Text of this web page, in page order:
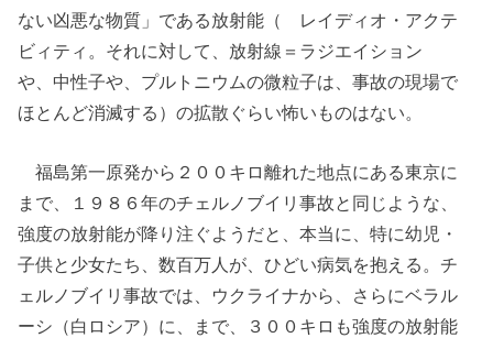
ない凶悪な物質」である放射能（ レイディオ・アクテ
ビィティ。それに対して、放射線＝ラジエイション
や、中性子や、プルトニウムの微粒子は、事故の現場で
ほとんど消滅する）の拡散ぐらい怖いものはない。
福島第一原発から２００キロ離れた地点にある東京に
まで、１９８６年のチェルノブイリ事故と同じような、
強度の放射能が降り注ぐようだと、本当に、特に幼児・
子供と少女たち、数百万人が、ひどい病気を抱える。チ
ェルノブイリ事故では、ウクライナから、さらにベラル
ーシ（白ロシア）に、まで、３００キロも強度の放射能